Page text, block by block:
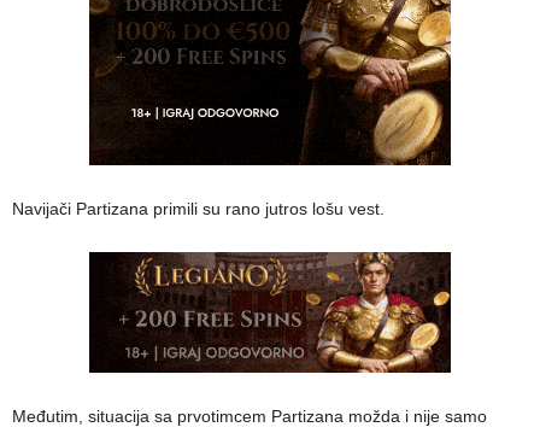
Navijači Partizana primili su rano jutros lošu vest.
Međutim, situacija sa prvotimcem Partizana možda i nije samo